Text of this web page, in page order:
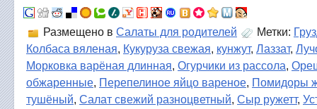
Размещено в Салаты для родителей Метки:
Колбаса вяленая, Кукуруза свежая, кунжут, Лаззат,
Морковка варёная длинная, Огурчики из рассола,
обжаренные, Перепелиное яйцо вареное, Помидоры
тушёный, Салат свежий разноцветный, Сыр ружетт,